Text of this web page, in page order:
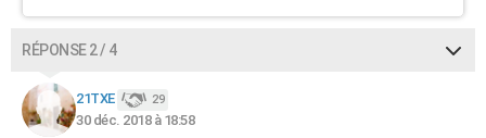
RÉPONSE 2 / 4
21TXE 29
30 déc. 2018 à 18:58